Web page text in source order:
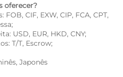
oferecer?
CIF, EXW, CIP, FCA, CPT,
USD, EUR, HKD, CNY;
T/T, Escrow;
Japonês